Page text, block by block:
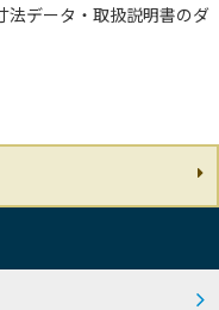
データ・取扱説明書のダ